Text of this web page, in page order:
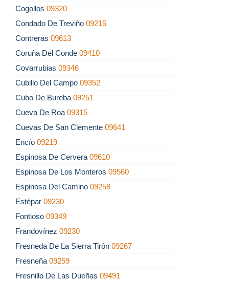
Cogollos 09320
Condado De Treviño 09215
Contreras 09613
Coruña Del Conde 09410
Covarrubias 09346
Cubillo Del Campo 09352
Cubo De Bureba 09251
Cueva De Roa 09315
Cuevas De San Clemente 09641
Encío 09219
Espinosa De Cervera 09610
Espinosa De Los Monteros 09560
Espinosa Del Camino 09258
Estépar 09230
Fontioso 09349
Frandovínez 09230
Fresneda De La Sierra Tirón 09267
Fresneña 09259
Fresnillo De Las Dueñas 09491